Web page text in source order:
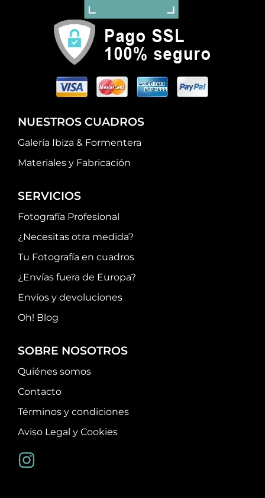
NUESTROS CUADROS
Galería Ibiza & Formentera
Materiales y Fabricación
SERVICIOS
Fotografía Profesional
¿Necesitas otra medida?
Tu Fotografía en cuadros
¿Envías fuera de Europa?
Envíos y devoluciones
Oh! Blog
SOBRE NOSOTROS
Quiénes somos
Contacto
Términos y condiciones
Aviso Legal y Cookies